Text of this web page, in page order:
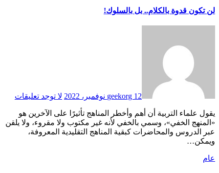
لن تكون قدوة بالكلام.. بل بالسلوك!
geekorg 12 نوفمبر، 2022 لا توجد تعليقات
يقول علماء التربية أن أهم وأخطر المناهج تأثيرًا على الآخرين هو
«المنهج الخفي»، وسمي بالخفي لأنه غير مكتوب ولا مقروء، ولا يلقن
عبر الدروس والمحاضرات كبقية المناهج التقليدية المعروفة،
ويمكن…
عام